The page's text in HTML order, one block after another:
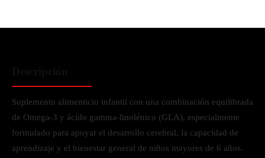
Suplemento alimenticio infantil con una combinación equilibrada
de Omega-3 y ácido gamma-linolénico (GLA), especialmente
formulado para apoyar el desarrollo cerebral, la capacidad de
aprendizaje y el bienestar general de niños mayores de 6 años.